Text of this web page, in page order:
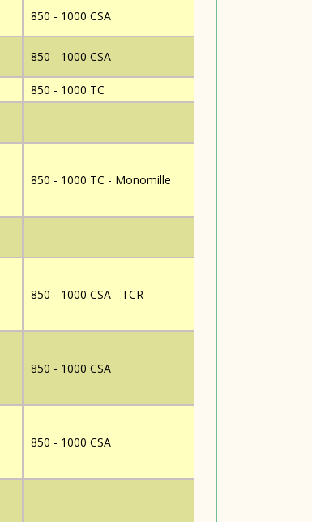
850 - 1000 CSA
850 - 1000 CSA
850 - 1000 TC
850 - 1000 TC - Monomille
850 - 1000 CSA - TCR
850 - 1000 CSA
850 - 1000 CSA